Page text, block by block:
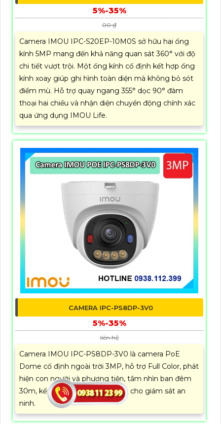
5%-35%
00 ₫
Camera IMOU IPC-S20EP-10M0S sở hữu hai ống
kính 5MP mang đến khả năng quan sát 360° với độ
chi tiết vượt trội. Một ống kính cố định kết hợp ống
kính xoay giúp ghi hình toàn diện mà không bỏ sót
điểm mù. Hỗ trợ quay ngang 355° dọc 90° đàm
thoại hai chiều và nhận diện chuyển động chính xác
qua ứng dụng IMOU Life.
CAMERA IPC-PS8DP-3V0
5%-35%
liên hệ
Camera IMOU IPC-PS8DP-3V0 là camera PoE
Dome cố định ngoài trời 3MP, hỗ trợ Full Color, phát
hiện con người và phương tiện, tầm nhìn ban đêm
30m, kết nối LAN PoE, lý tưởng cho giám sát an
ninh.